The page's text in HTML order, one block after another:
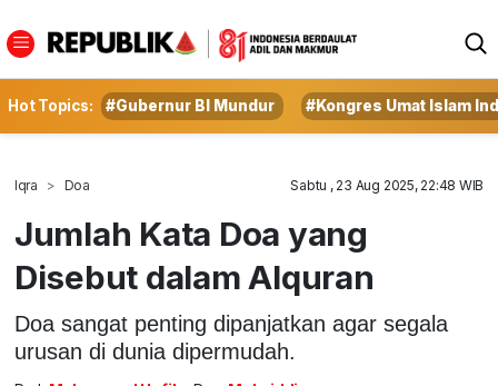
Hot Topics: #Gubernur BI Mundur #Kongres Umat Islam
Iqra Doa Sabtu , 23 Aug 2025, 22:48 WIB
Jumlah Kata Doa yang
Disebut dalam Alquran
Doa sangat penting dipanjatkan agar segala
urusan di dunia dipermudah.